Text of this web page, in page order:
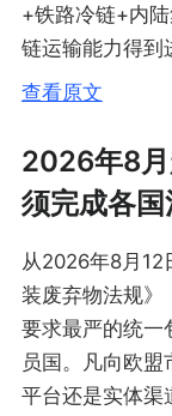
+铁路冷链+内
链运输能力得到
查看原文
2026年8月
须完成各国
从2026年8月12
装废弃物法规》
要求最严的统一
员国。凡向欧
平台还是实体